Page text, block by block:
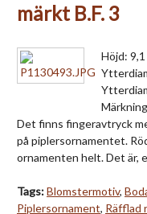
märkt B.F. 3
Höjd: 9,1
Det finns fingeravtryck
på piplersornamentet.
ornamenten helt. Det är,
Tags:Blomstermotiv,
Piplersornament, Räfflad